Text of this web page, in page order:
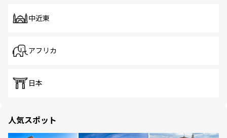
中近東
アフリカ
日本
人気スポット